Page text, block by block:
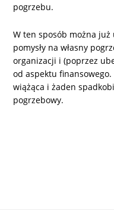
pogrzebu.
W ten sposób można
pomysły na własny
organizacji i (poprzez
od aspektu
wiążąca i żaden
pogrzebowy.